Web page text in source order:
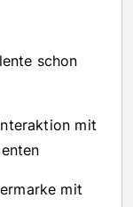
schon
mit
mit